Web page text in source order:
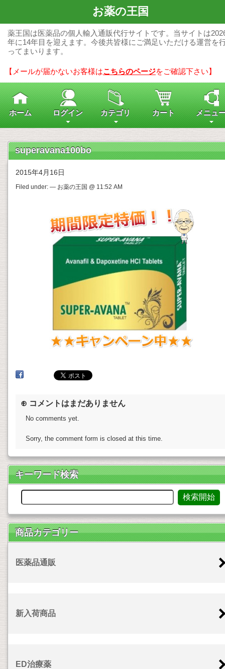
お薬の王国
薬王国は医薬品の個人輸入通販代行サイトです。当サイトは
年に14年目を迎えます。今後共皆様にご満足いただける運営を
ってまいります。
【メールが届かないお客様はこちらのページをご確認下さい】
ホーム ログイン カテゴリ カート メニュ
superavana100bo
2015年4月16日
Filed under: — お薬の王国 @ 11:52 AM
⊕ コメントはまだありません
No comments yet.
Sorry, the comment form is closed at this time.
キーワード検索
商品カテゴリー
医薬品通販
新入荷商品
ED治療薬